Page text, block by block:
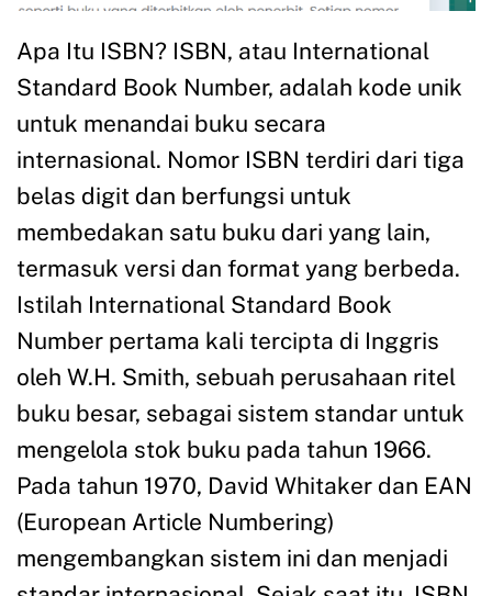
Apa Itu ISBN? ISBN, atau International
Standard Book Number, adalah kode unik
untuk menandai buku secara
internasional. Nomor ISBN terdiri dari tiga
belas digit dan berfungsi untuk
membedakan satu buku dari yang lain,
termasuk versi dan format yang berbeda.
Istilah International Standard Book
Number pertama kali tercipta di Inggris
oleh W.H. Smith, sebuah perusahaan ritel
buku besar, sebagai sistem standar untuk
mengelola stok buku pada tahun 1966.
Pada tahun 1970, David Whitaker dan EAN
(European Article Numbering)
mengembangkan sistem ini dan menjadi